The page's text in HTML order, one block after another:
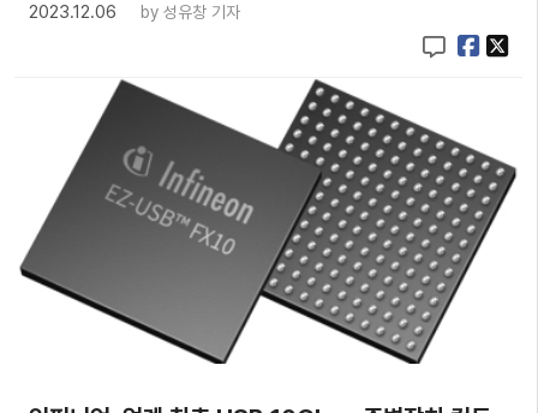
2023.12.06 by 성유창 기자